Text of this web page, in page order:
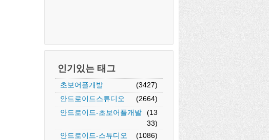
인기있는 태그
초보어플개발
(3427)
안드로이드스튜디오
(2664)
안드로이드-초보어플개발
(13
33)
안드로이드-스튜디오
(1086)